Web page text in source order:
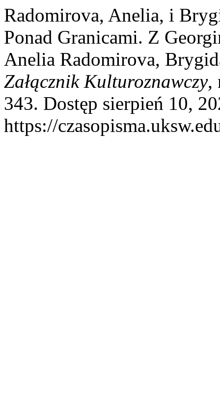
Radomirova, Anelia, i
Ponad Granicami. Z
Anelia Radomirova,
Załącznik Kulturoznawczy,
343. Dostęp sierpień 10,
https://